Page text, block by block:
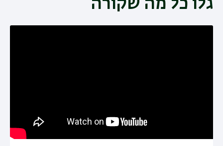
גלו כל מה שקורה